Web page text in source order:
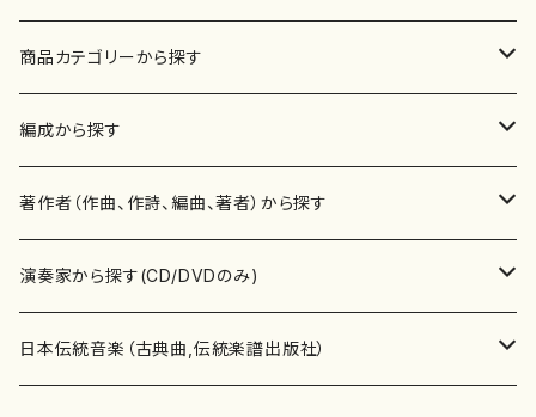
商品カテゴリーから探す
楽譜
書籍
書籍
テキストブック
CD・DVD
チケット
編成から探す
邦楽器
箏・琴（ソロ）
箏・琴（合奏）
合唱
混声合唱
歌・声
著作者（作曲、作詩、編曲、著者）から探す
あ行
青木省三(アオキ ショウゾウ)
か行
演奏家から探す(CD/DVDのみ)
邦楽（箏、三味線、尺八等）演奏家
日本伝統音楽（古典曲,伝統楽譜出版社）